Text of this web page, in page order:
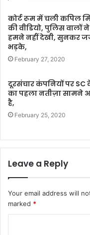
कोर्ट रूम में चली कपिल
की वीडियो, पुलिस वालों
हमने नहीं देखी, सुनकर
भड़के,
February 27, 2020
दूरसंचार कंपनियों पर SC
का पहला नतीज़ा सामने
है,
February 25, 2020
Leave a Reply
Your email address will
marked *